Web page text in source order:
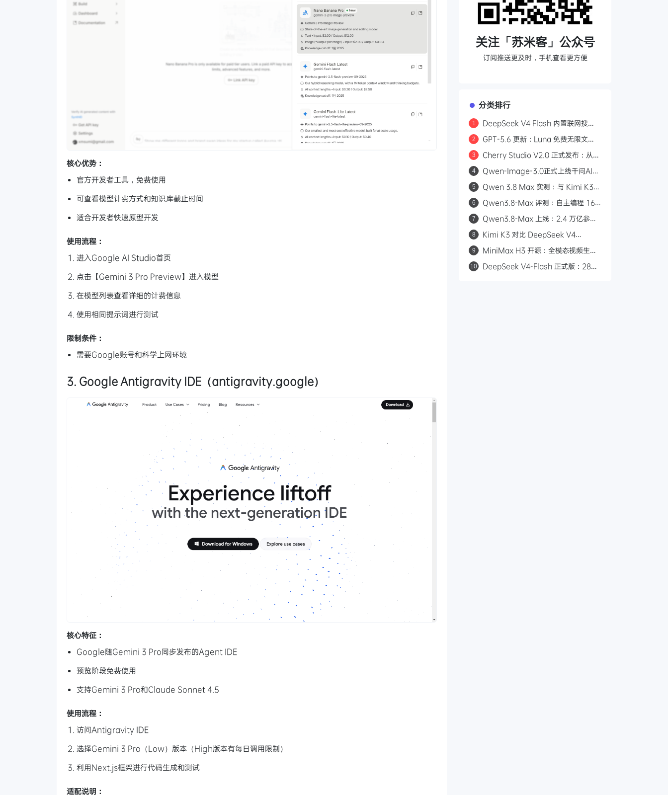
核心优势：
官方开发者工具，免费使用
可查看模型计费方式和知识库截止时间
适合开发者快速原型开发
使用流程：
进入Google AI Studio首页
点击【Gemini 3 Pro Preview】进入模型
在模型列表查看详细的计费信息
使用相同提示词进行测试
限制条件：
需要Google账号和科学上网环境
3. Google Antigravity IDE（antigravity.google）
核心特征：
Google随Gemini 3 Pro同步发布的Agent IDE
预览阶段免费使用
支持Gemini 3 Pro和Claude Sonnet 4.5
使用流程：
访问Antigravity IDE
选择Gemini 3 Pro（Low）版本（High版本有每日调用限制）
利用Next.js框架进行代码生成和测试
适配说明：
关注「苏米客」公众号
订阅推送更及时，手机查看更方便
分类排行
1
DeepSeek V4 Flash 内置联网搜
web_search，Codex 可直接调用
2
GPT-5.6 更新：Luna 免费无限文
3
Cherry Studio V2.0 正式发布：从
能工作站
4
Qwen-Image-3.0正式上线千问AI平
4.5k token复杂版面一次生成
5
Qwen 3.8 Max 实测：与 Kimi K3
6
Qwen3.8-Max 评测：自主编程 16
7
Qwen3.8-Max 上线：2.4 万亿参
AI 平台
8
Kimi K3 对比 DeepSeek V4
路线之争
9
MiniMax H3 开源：全模态视频生成
10
DeepSeek V4-Flash 正式版：284B